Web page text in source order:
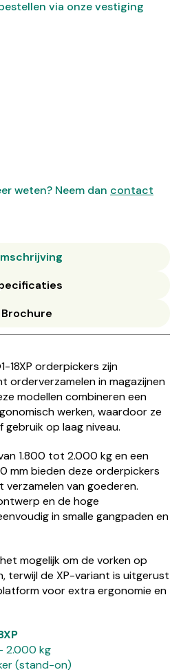
via onze vestiging
weten? Neem dan contact
Brochure
18XP orderpickers zijn
orderverzamelen in magazijnen
modellen combineren een
werken, waardoor ze
gebruik op laag niveau.
1.800 tot 2.000 kg en een
mm bieden deze orderpickers
van goederen.
en de hoge
in smalle gangpaden en
mogelijk om de vorken op
terwijl de XP-variant is uitgerust
voor extra ergonomie en
2.000 kg
(stand-on)